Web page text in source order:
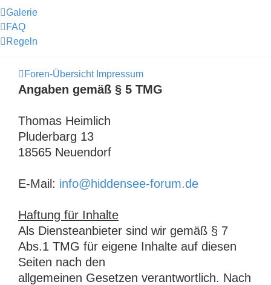
Galerie
FAQ
Regeln
Foren-Übersicht Impressum
Angaben gemäß § 5 TMG
Thomas Heimlich
Pluderbarg 13
18565 Neuendorf
E-Mail: info@hiddensee-forum.de
Haftung für Inhalte
Als Diensteanbieter sind wir gemäß § 7
Abs.1 TMG für eigene Inhalte auf diesen
Seiten nach den
allgemeinen Gesetzen verantwortlich. Nach